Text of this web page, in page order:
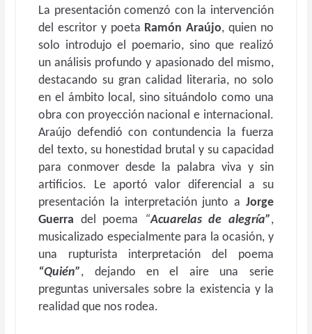
La presentación comenzó con la intervención
del escritor y poeta Ramón Araújo, quien no
solo introdujo el poemario, sino que realizó
un análisis profundo y apasionado del mismo,
destacando su gran calidad literaria, no solo
en el ámbito local, sino situándolo como una
obra con proyección nacional e internacional.
Araújo defendió con contundencia la fuerza
del texto, su honestidad brutal y su capacidad
para conmover desde la palabra viva y sin
artificios. Le aportó valor diferencial a su
presentación la interpretación junto a Jorge
Guerra del poema “Acuarelas de alegría”,
musicalizado especialmente para la ocasión, y
una rupturista interpretación del poema
“Quién”, dejando en el aire una serie
preguntas universales sobre la existencia y la
realidad que nos rodea.